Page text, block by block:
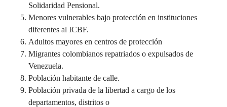
Solidaridad Pensional.
Menores vulnerables bajo protección en instituciones
diferentes al ICBF.
Adultos mayores en centros de protección
Migrantes colombianos repatriados o expulsados de
Venezuela.
Población habitante de calle.
Población privada de la libertad a cargo de los
departamentos, distritos o